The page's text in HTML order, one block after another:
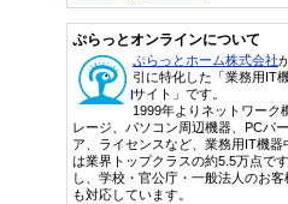
ぷらっとオンラインについて
ぷらっとホーム株式会社
引に特化した「業務用IT
サイト」です。
1999年よりネットワーク
レージ、パソコン周辺機器、PCパ
ア、ライセンスなど、業務用IT機器
は業界トップクラスの約5.5万点で
し、学校・官公庁・一般法人のお
も対応しています。